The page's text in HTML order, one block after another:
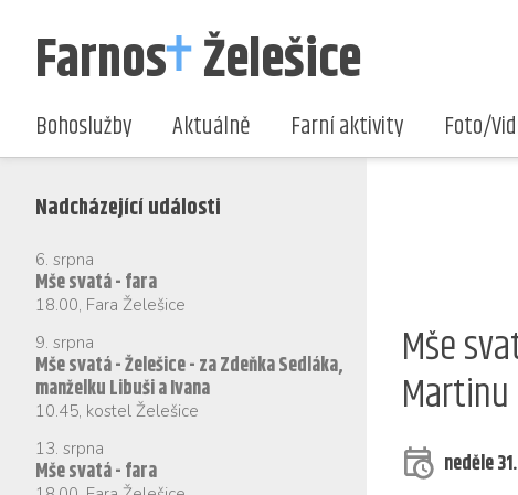
Farnos Želešice
Bohoslužby Aktuálně Farní aktivity Foto/
Nadcházející události
6. srpna
Mše svatá - fara
18.00, Fara Želešice
9. srpna
Mše svatá - Želešice - za Zdeňka Sedláka,
manželku Libuši a Ivana
10.45, kostel Želešice
13. srpna
Mše svatá - fara
Mše
neděle